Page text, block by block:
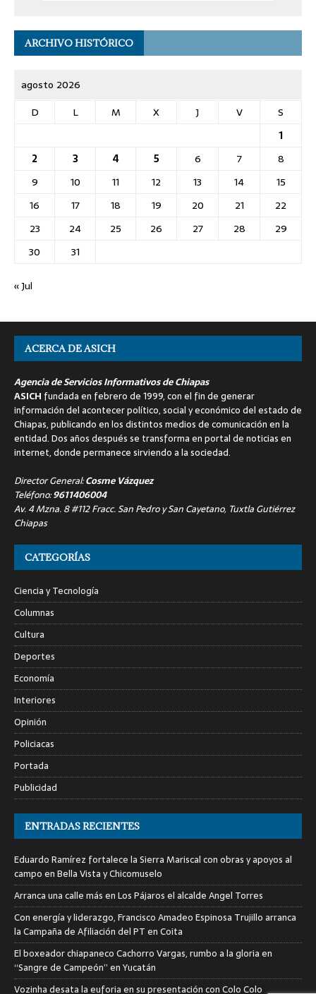
ARCHIVO HISTÓRICO
agosto 2026
D
L M X J V
S
1
2
3 4 5 6 7
8
9
10 11 12 13 14
15
16
17 18 19 20 21
22
23
24 25 26 27 28
29
30
31
« Jul
ACERCA DE ASICH
Agencia de Servicios Informativos de Chiapas
ASICH fundada en febrero de 1999, con el fin de generar
información del acontecer político, social y económico del estado de
Chiapas, publicando en los distintos medios de comunicación en la
entidad. Dos años después se transforma en portal de noticias en
internet, donde permanece sirviendo a la sociedad.
Director General:Cosme Vázquez
Teléfono:9611406004
Av. 4 Mzna. 8 #112 Fracc. San Pedro y San Cayetano, Tuxtla Gutiérrez
Chiapas
CATEGORÍAS
Ciencia y Tecnología
Columnas
Cultura
Deportes
Economía
Interiores
Opinión
Policiacas
Portada
Publicidad
ENTRADAS RECIENTES
Eduardo Ramírez fortalece la Sierra Mariscal con obras y apoyos al
campo en Bella Vista y Chicomuselo
Arranca una calle más en Los Pájaros el alcalde Angel Torres
Con energía y liderazgo, Francisco Amadeo Espinosa Trujillo arranca
la Campaña de Afiliación del PT en Coita
El boxeador chiapaneco Cachorro Vargas, rumbo a la gloria en
“Sangre de Campeón” en Yucatán
Vozinha desata la euforia en su presentación con Colo Colo